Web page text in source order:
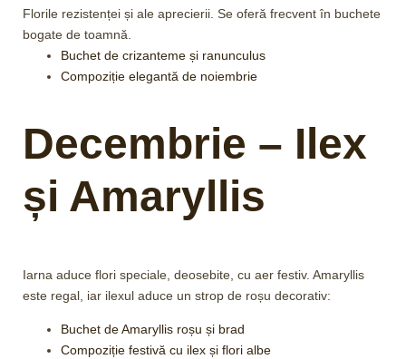
Florile rezistenței și ale aprecierii. Se oferă frecvent în buchete
bogate de toamnă.
Buchet de crizanteme și ranunculus
Compoziție elegantă de noiembrie
Decembrie – Ilex
și Amaryllis
Iarna aduce flori speciale, deosebite, cu aer festiv. Amaryllis
este regal, iar ilexul aduce un strop de roșu decorativ:
Buchet de Amaryllis roșu și brad
Compoziție festivă cu ilex și flori albe